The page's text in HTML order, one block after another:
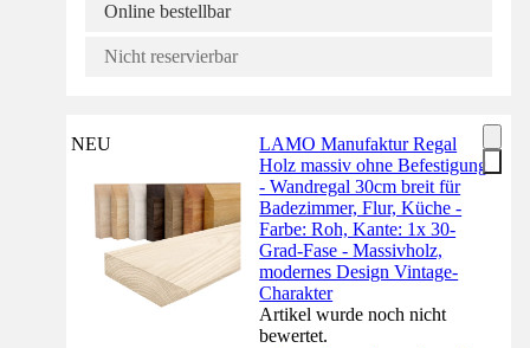
Online bestellbar
Nicht reservierbar
NEU
LAMO Manufaktur Regal
Holz massiv ohne Befestigung
- Wandregal 30cm breit für
Badezimmer, Flur, Küche -
Farbe: Roh, Kante: 1x 30-
Grad-Fase - Massivholz,
modernes Design Vintage-
Charakter
Artikel wurde noch nicht
bewertet.